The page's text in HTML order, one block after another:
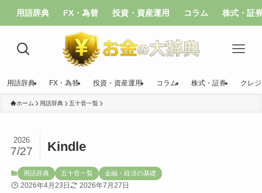
用語辞典 FX・為替 投資・資産運用 コラム 株式・証
用語辞典 FX・為替 投資・資産運用 コラム 株式・証券 クレ
ホーム 用語辞典 五十音一覧
Kindle
2026
7/27
用語辞典 五十音一覧 金融・経済の基礎
2026年4月23日 2026年7月27日